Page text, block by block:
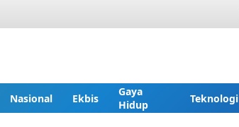
Nasional Ekbis
Gaya
Hidup
Teknologi